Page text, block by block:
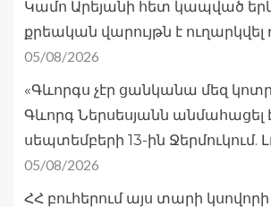
Կամո Արեյանի հետ կապված
քրեական վարույթն է
05/08/2026
«Գևորգս չէր ցանկանա մեզ
Գևորգ Ներսեսյանն անմահացել
սեպտեմբերի 13-ին Ջերմուկում.
05/08/2026
ՀՀ բուհերում այս տարի